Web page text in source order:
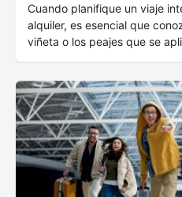
Cuando planifique un viaje
alquiler, es esencial que
viñeta o los peajes que se